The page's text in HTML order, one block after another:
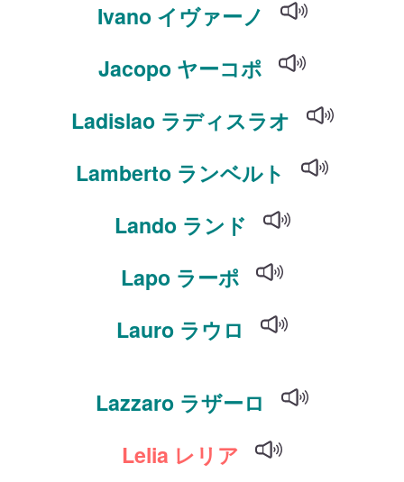
Ivano イヴァーノ
Jacopo ヤーコポ
Ladislao ラディスラオ
Lamberto ランベルト
Lando ランド
Lapo ラーポ
Lauro ラウロ
Lazzaro ラザーロ
Lelia レリア